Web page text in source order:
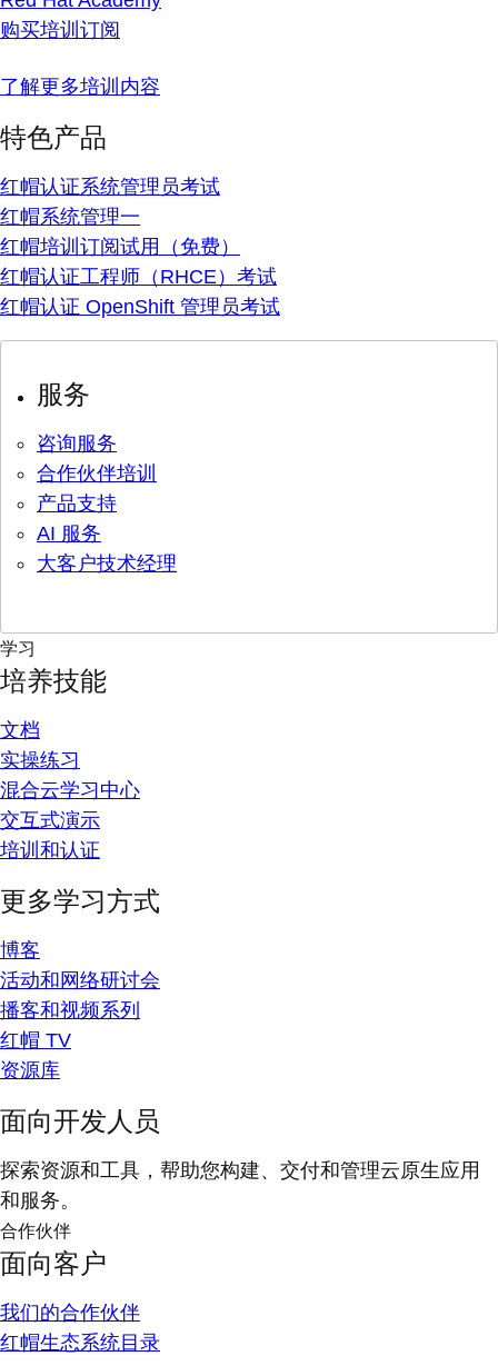
购买培训订阅
了解更多培训内容
特色产品
红帽认证系统管理员考试
红帽系统管理一
红帽培训订阅试用（免费）
红帽认证工程师（RHCE）考试
红帽认证 OpenShift 管理员考试
服务
咨询服务
合作伙伴培训
产品支持
AI 服务
大客户技术经理
学习
培养技能
文档
实操练习
混合云学习中心
交互式演示
培训和认证
更多学习方式
博客
活动和网络研讨会
播客和视频系列
红帽 TV
资源库
面向开发人员
探索资源和工具，帮助您构建、交付和管理云原生应用
和服务。
合作伙伴
面向客户
我们的合作伙伴
红帽生态系统目录